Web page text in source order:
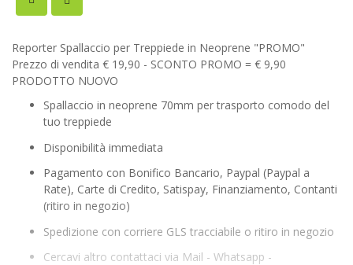
Reporter Spallaccio per Treppiede in Neoprene "PROMO"
Prezzo di vendita € 19,90 - SCONTO PROMO = € 9,90
PRODOTTO NUOVO
Spallaccio in neoprene 70mm per trasporto comodo del
tuo treppiede
Disponibilità immediata
Pagamento con Bonifico Bancario, Paypal (Paypal a
Rate), Carte di Credito, Satispay, Finanziamento, Contanti
(ritiro in negozio)
Spedizione con corriere GLS tracciabile o ritiro in negozio
Cercavi altro contattaci via Mail - Whatsapp -